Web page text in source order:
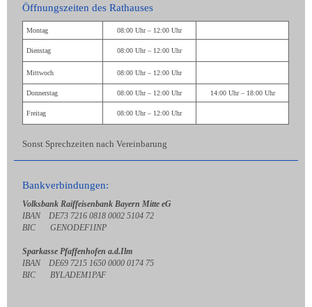
Öffnungszeiten des Rathauses
Montag 08:00 Uhr – 12:00 Uhr
Dienstag 08:00 Uhr – 12:00 Uhr
Mittwoch 08:00 Uhr – 12:00 Uhr
Donnerstag 08:00 Uhr – 12:00 Uhr 14:00 Uhr – 18:00 Uhr
Freitag 08:00 Uhr – 12:00 Uhr
Sonst Sprechzeiten nach Vereinbarung
Bankverbindungen:
Volksbank Raiffeisenbank Bayern Mitte eG
IBAN DE73 7216 0818 0002 5104 72
BIC GENODEF1INP
Sparkasse Pfaffenhofen a.d.Ilm
IBAN DE69 7215 1650 0000 0174 75
BIC BYLADEM1PAF